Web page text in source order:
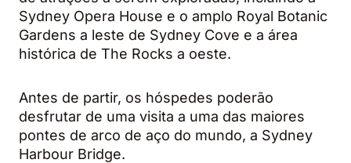
Sydney Opera House e o amplo Royal Botanic
Gardens a leste de Sydney Cove e a área
histórica de The Rocks a oeste.
Antes de partir, os hóspedes poderão
desfrutar de uma visita a uma das maiores
pontes de arco de aço do mundo, a Sydney
Harbour Bridge.